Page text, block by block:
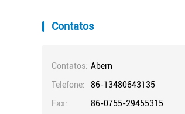
Contatos
Contatos: Abern
Telefone:
86-13480643135
Fax:
86-0755-29455315